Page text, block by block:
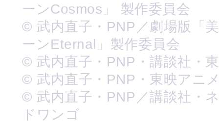
ーンCosmos」 製作委員会
© 武内直子・PNP／劇場版「
ーンEternal」製作委員会
© 武内直子・PNP・講談社・
© 武内直子・PNP・東映アニ
© 武内直子・PNP／講談社・
ドワンゴ